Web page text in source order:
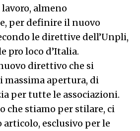
almeno
per definire il nuovo
le direttive dell’Unpli,
pro loco d’Italia.
direttivo che si
massima apertura, di
per tutte le associazioni.
che stiamo per stilare, ci
articolo, esclusivo per le